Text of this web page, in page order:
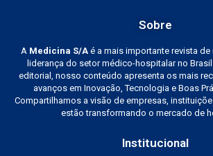
Sobre
A Medicina S/A é a mais importante revista
liderança do setor médico-hospitalar no
editorial, nosso conteúdo apresenta os mais
avanços em Inovação, Tecnologia e Boas
Compartilhamos a visão de empresas,
estão transformando o mercado de
Institucional